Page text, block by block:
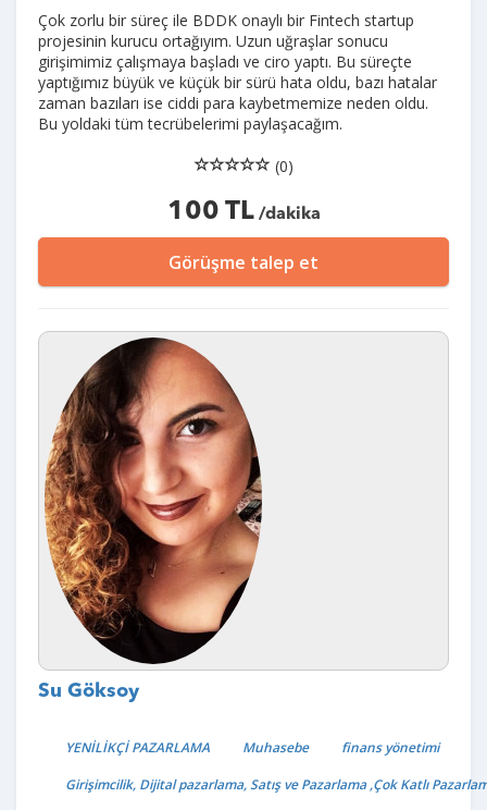
Çok zorlu bir süreç ile BDDK onaylı bir Fintech startup
projesinin kurucu ortağıyım. Uzun uğraşlar sonucu
girişimimiz çalışmaya başladı ve ciro yaptı. Bu süreçte
yaptığımız büyük ve küçük bir sürü hata oldu, bazı hatalar
zaman bazıları ise ciddi para kaybetmemize neden oldu.
Bu yoldaki tüm tecrübelerimi paylaşacağım.
(0)
100 TL/dakika
Görüşme talep et
Su Göksoy
YENİLİKÇİ PAZARLAMA Muhasebe
finans yönetimi
Girişimcilik, Dijital pazarlama, Satış ve Pazarlama ,Çok Katlı